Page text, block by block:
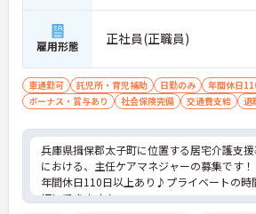
雇用形態 正社員(正職員)
車通勤可 託児所・育児補助 日勤のみ
年間休日
ボーナス・賞与あり
社会保険完備 交通費支給 退
兵庫県揖保郡太子町に位置する居宅介護支
における、主任ケアマネジャーの募集です！
年間休日110日以上あり♪プライベートの時
切にできます！